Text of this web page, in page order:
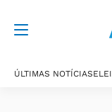
ÚLTIMAS NOTÍCIAS